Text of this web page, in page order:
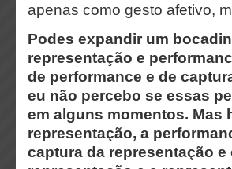
apenas como gesto afetivo,
Podes expandir um
representação e
de performance e de
eu não percebo se essas
em alguns momentos. Mas
representação, a
captura da representação